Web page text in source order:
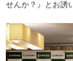
せんか？』とお誘